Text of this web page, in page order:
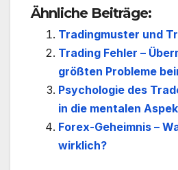
Ähnliche Beiträge:
Tradingmuster und
Trading Fehler –
größten Probleme
Psychologie des
in die mentalen
Forex-Geheimnis –
wirklich?